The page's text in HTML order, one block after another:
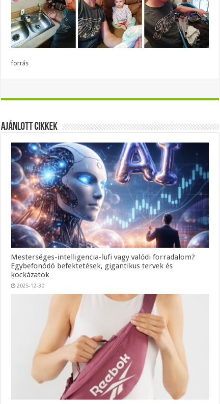
forrás
Ajánlott Cikkek
Mesterséges-intelligencia-lufi vagy valódi forradalom?
Egybefonódó befektetések, gigantikus tervek és
kockázatok
2025-12-30